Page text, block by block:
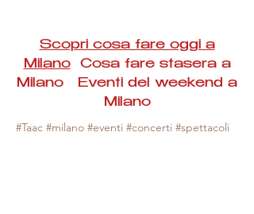
Scopri cosa fare oggi a
MilanoCosa fare stasera a
Milano Eventi del weekend a
Milano
#Taac #milano #eventi #concerti #spettacoli